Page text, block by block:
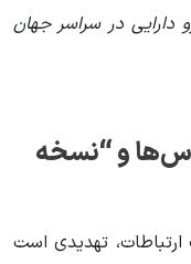
۹۰۰ میلیون یورو دارایی در سراسر جهان
و “نسخه
ارتباطات، تهدیدی است